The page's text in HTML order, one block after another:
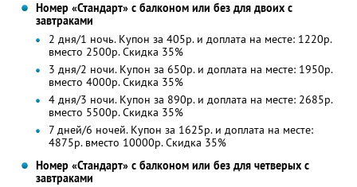
Номер «Стандарт» с балконом или без для двоих с
завтраками
2 дня/1 ночь. Купон за 405р. и доплата на месте: 1220р.
вместо 2500р.Скидка 35%
3 дня/2 ночи. Купон за 650р. и доплата на месте: 1950р.
вместо 4000р.Скидка 35%
4 дня/3 ночи. Купон за 890р. и доплата на месте: 2685р.
вместо 5500р.Скидка 35%
7 дней/6 ночей. Купон за 1625р. и доплата на месте:
4875р. вместо 10000р. Скидка 35%
Номер «Стандарт» с балконом или без для четверых с
завтраками